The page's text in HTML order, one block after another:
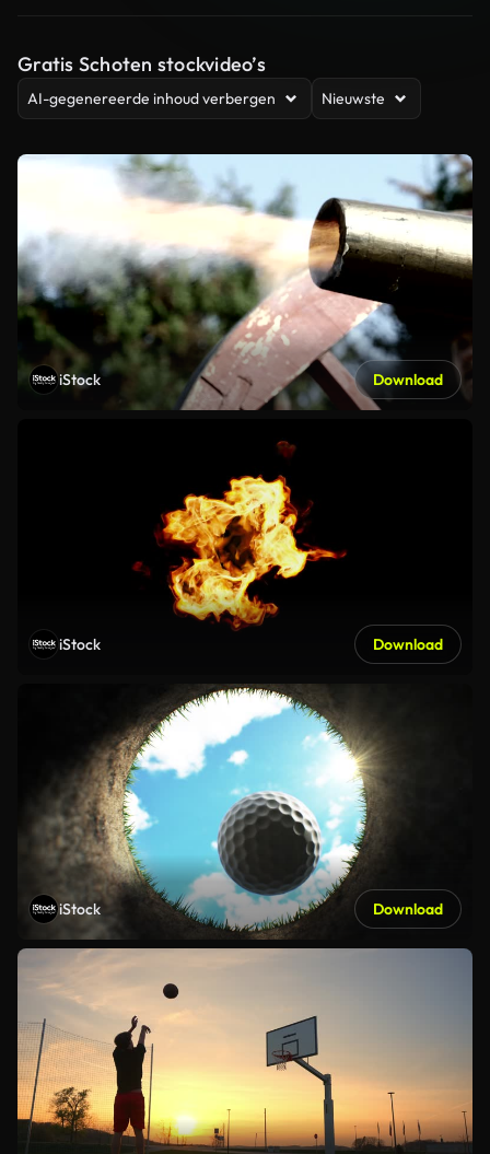
Gratis Schoten stockvideo’s
AI-gegenereerde inhoud verbergen Nieuwste
iStock Download
iStock Download
iStock Download